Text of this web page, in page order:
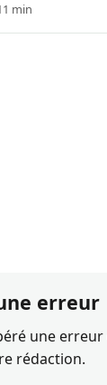
1 min
erreur
une
rédaction.